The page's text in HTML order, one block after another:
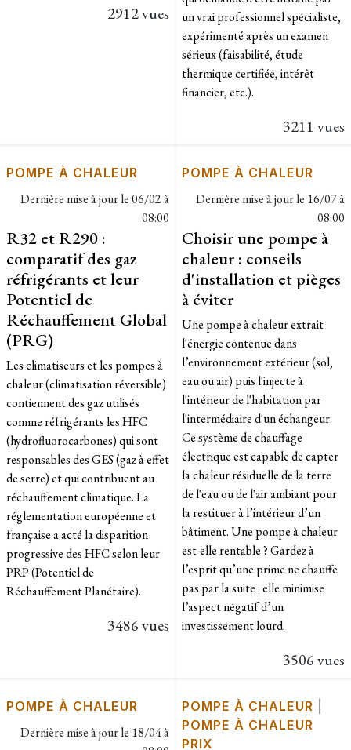
2912 vues
un vrai professionnel spécialiste,
expérimenté après un examen
sérieux (faisabilité, étude
thermique certifiée, intérêt
financier, etc.).
3211 vues
POMPE À CHALEUR
Dernière mise à jour le06/02 à
08:00
R32 et R290 :
comparatif des gaz
réfrigérants et leur
Potentiel de
Réchauffement Global
(PRG)
Les climatiseurs et les pompes à
chaleur (climatisation réversible)
contiennent des gaz utilisés
comme réfrigérants les HFC
(hydrofluorocarbones) qui sont
responsables des GES (gaz à effet
de serre) et qui contribuent au
réchauffement climatique. La
réglementation européenne et
française a acté la disparition
progressive des HFC selon leur
PRP (Potentiel de
Réchauffement Planétaire).
3486 vues
POMPE À CHALEUR
Dernière mise à jour le 16/07 à
08:00
Choisir une pompe à
chaleur : conseils
d'installation et pièges
à éviter
Une pompe à chaleur extrait
l'énergie contenue dans
l’environnement extérieur (sol,
eau ou air) puis l'injecte à
l'intérieur de l'habitation par
l'intermédiaire d'un échangeur.
Ce système de chauffage
électrique est capable de capter
la chaleur résiduelle de la terre
de l'eau ou de l'air ambiant pour
la restituer à l’intérieur d’un
bâtiment. Une pompe à chaleur
est-elle rentable ? Gardez à
l’esprit qu’une prime ne chauffe
pas par la suite : elle minimise
l’aspect négatif d’un
investissement lourd.
3506 vues
POMPE À CHALEUR
Dernière mise à jour le 18/04 à
POMPE À CHALEUR
POMPE À CHALEUR
PRIX